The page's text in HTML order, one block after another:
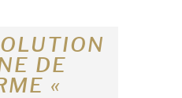
DE
«